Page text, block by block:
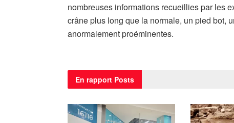
nombreuses informations recueillies par les
crâne plus long que la normale, un pied bot,
anormalement proéminentes.
En rapport Posts